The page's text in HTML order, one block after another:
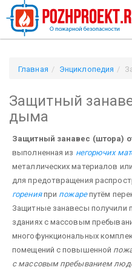
Главная Энциклопедия
Защитный
дыма
Защитный занавес (штора)
выполненная из негорючих
металлических материалов
для предотвращения
горенияпри пожарепутём
Защитные занавесы получили
зданиях с массовым
многофункциональных
помещений с повышенной
с массовым пребыванием